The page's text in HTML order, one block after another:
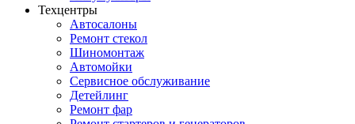
Техцентры
Автосалоны
Ремонт стекол
Шиномонтаж
Автомойки
Сервисное обслуживание
Детейлинг
Ремонт фар